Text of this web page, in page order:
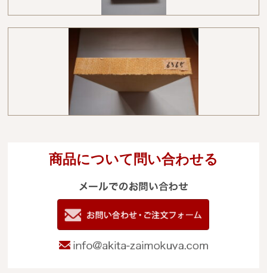
商品について問い合わせる
info@akita-